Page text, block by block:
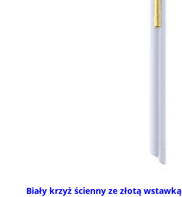
Biały krzyż ścienny ze złotą wstawką